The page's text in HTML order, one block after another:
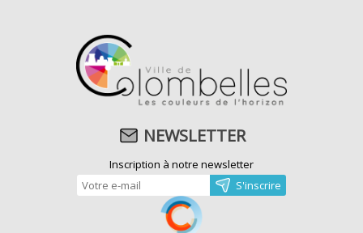
NEWSLETTER
Inscription à notre newsletter